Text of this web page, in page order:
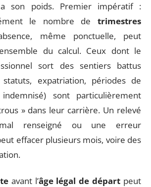
son poids. Premier impératif :
le nombre de trimestres
même ponctuelle, peut
du calcul. Ceux dont le
sort des sentiers battus
expatriation, périodes de
sont particulièrement
» dans leur carrière. Un relevé
renseigné ou une erreur
effacer plusieurs mois, voire des
avant l’âge légal de départ peut